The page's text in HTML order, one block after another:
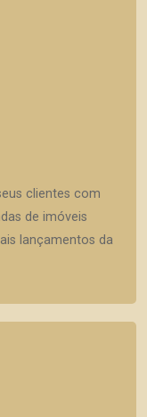
clientes com
de imóveis
lançamentos da